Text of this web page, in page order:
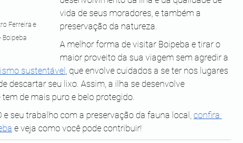
Ferreira e
Boipeba
vida de seus moradores, e também a
preservação da natureza.
A melhor forma de visitar Boipeba e tirar o
maior proveito da sua viagem sem agredir a
sustentável , que envolve cuidados a se ter nos lugares
descartar seu lixo. Assim, a ilha se desenvolve
de mais puro e belo protegido.
e seu trabalho com a preservação da fauna local, confira
e veja como você pode contribuir!